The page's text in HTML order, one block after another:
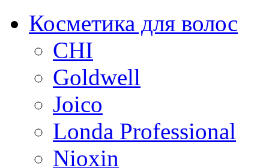
Косметика для волос
CHI
Goldwell
Joico
Londa Professional
Nioxin